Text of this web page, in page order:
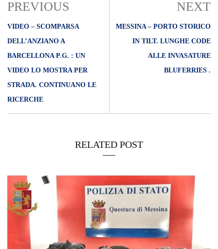
PREVIOUS
VIDEO – SCOMPARSA
DELL’ANZIANO A
BARCELLONA P.G. : UN
VIDEO LO MOSTRA PER
STRADA. CONTINUANO LE
RICERCHE
NEXT
MESSINA – PORTO STORICO
IN TILT. LUNGHE CODE
ALLE INVASATURE
BLUFERRIES .
RELATED POST